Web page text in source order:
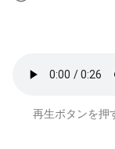
再生ボタンを押